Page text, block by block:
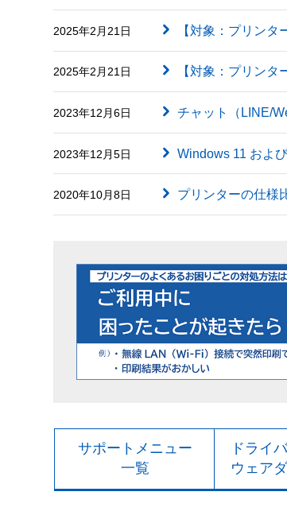
2025年2月21日 【対象：プリン
2025年2月21日 【対象：プリン
2023年12月6日 チャット（LINE/
2023年12月5日 Windows 11 およ
2020年10月8日 プリンターの仕様
サポートメニュー
一覧
ドライ
ウェア